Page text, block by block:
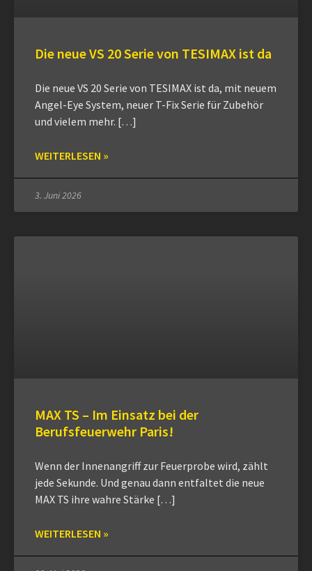
Die neue VS 20 Serie von TESIMAX ist da
Die neue VS 20 Serie von TESIMAX ist da, mit neuem
Angel-Eye System, neuer T-Fix Serie für Zubehör
und vielem mehr. […]
WEITERLESEN »
3. Juni 2026
MAX TS – Im Einsatz bei der
Berufsfeuerwehr Paris!
Wenn der Innenangriff zur Feuerprobe wird, zählt
jede Sekunde. Und genau dann entfaltet die neue
MAX TS ihre wahre Stärke […]
WEITERLESEN »